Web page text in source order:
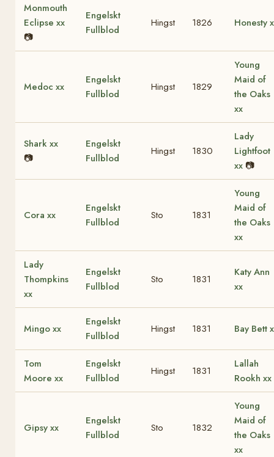
Monmouth
Eclipse xx
📷
Engelskt
Fullblod
Hingst 1826 Honesty
Medoc xx
Engelskt
Fullblod
Hingst 1829
Young
Maid of
the Oaks
xx
Shark xx
📷
Engelskt
Fullblod
Hingst 1830
Lady
Lightfoot
xx 📷
Cora xx
Engelskt
Fullblod
Sto 1831
Young
Maid of
the Oaks
xx
Lady
Thompkins
xx
Engelskt
Fullblod
Sto 1831
Katy Ann
xx
Mingo xx
Engelskt
Fullblod
Hingst 1831 Bay Bett
Tom
Moore xx
Engelskt
Fullblod
Hingst 1831
Lallah
Rookh xx
Gipsy xx
Engelskt
Fullblod
Sto 1832
Young
Maid of
the Oaks
xx